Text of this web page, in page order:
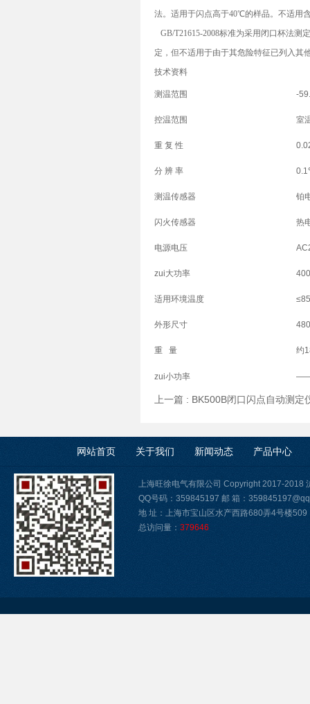
法。适用于闪点高于40℃的样品。不适用
GB/T21615-2008标准为采用闭口杯法测
定，但不适用于由于其危险特征已列入
技术资料
测温范围 -
控温范围 室
重 复 性
分 辨 率
测温传感器 铂
闪火传感器 热
电源电压
zui大功率
适用环境温度
外形尺寸
重 量 约
zui小功率
上一篇 : BK500B闭口闪点自动测定
网站首页 关于我们 新闻动态 产品中心
上海旺徐电气有限公司 Copyright 2017-2018
QQ号码：359845197 邮 箱：
地 址：上海市宝山区水产西路680弄4号楼509
总访问量： 379646